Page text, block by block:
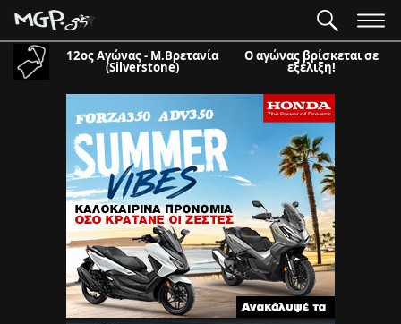
12ος Αγώνας - Μ.Βρετανία
(Silverstone)
Ο αγώνας βρίσκεται σε
εξέλιξη!